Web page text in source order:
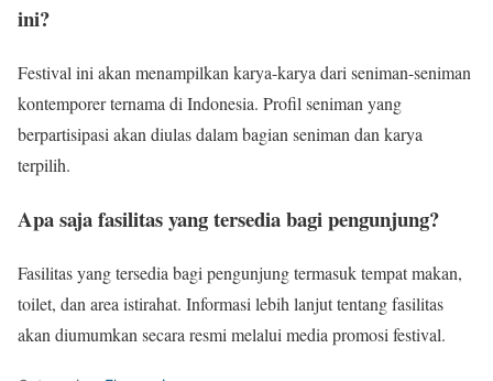
ini?
Festival ini akan menampilkan karya-karya dari seniman-seniman
kontemporer ternama di Indonesia. Profil seniman yang
berpartisipasi akan diulas dalam bagian seniman dan karya
terpilih.
Apa saja fasilitas yang tersedia bagi pengunjung?
Fasilitas yang tersedia bagi pengunjung termasuk tempat makan,
toilet, dan area istirahat. Informasi lebih lanjut tentang fasilitas
akan diumumkan secara resmi melalui media promosi festival.